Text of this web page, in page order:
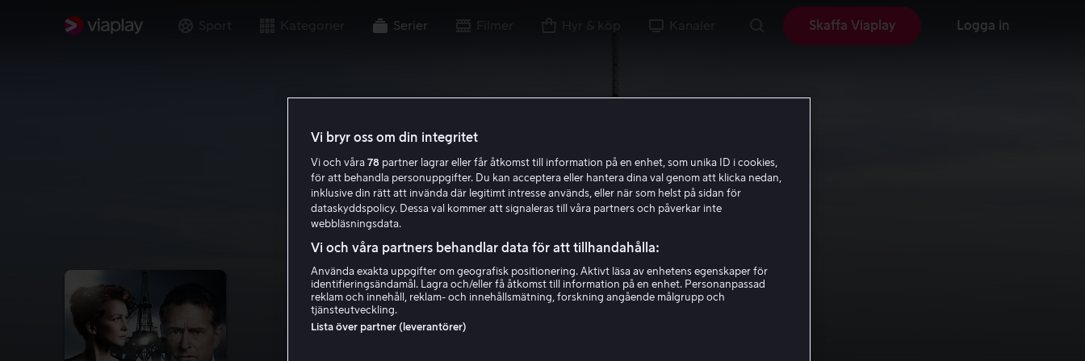
Sport Kategorier Serier Kanaler Skaffa Viaplay Logga in
Vi bryr oss om din integritet
Vi och våra 78 partner lagrar eller får åtkomst till information på en enhet, som unika ID i cookies,
för att behandla personuppgifter. Du kan acceptera eller hantera dina val genom att klicka nedan,
inklusive din rätt att invända där legitimt intresse används, eller när som helst på sidan för
dataskyddspolicy. Dessa val kommer att signaleras till våra partners och påverkar inte
webbläsningsdata.
Vi och våra partners behandlar data för att tillhandahålla:
Använda exakta uppgifter om geografisk positionering. Aktivt läsa av enhetens egenskaper för
identifieringsändamål. Lagra och/eller få åtkomst till information på en enhet. Personanpassad
reklam och innehåll, reklam- och innehållsmätning, forskning angående målgrupp och
tjänsteutveckling.
Lista över partner (leverantörer)